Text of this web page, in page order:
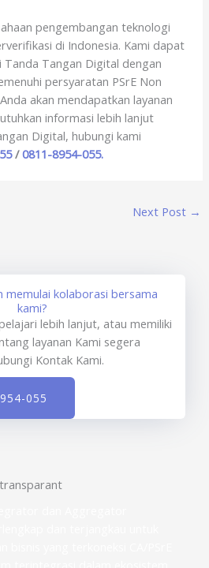
pengembangan teknologi
di Indonesia. Kami dapat
Tanda Tangan Digital dengan
persyaratan PSrE Non
akan mendapatkan layanan
informasi lebih lanjut
Digital, hubungi kami
/0811-8954-055.
Next Post →
memulai kolaborasi bersama
kami?
lebih lanjut, atau memiliki
layanan Kami segera
Kontak Kami.
055